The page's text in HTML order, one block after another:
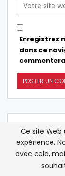
Enregistrez
dans ce
12:17
Le
Ce site Web
expérience.
avec cela,